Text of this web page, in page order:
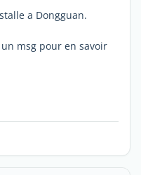
a Dongguan.
msg pour en savoir